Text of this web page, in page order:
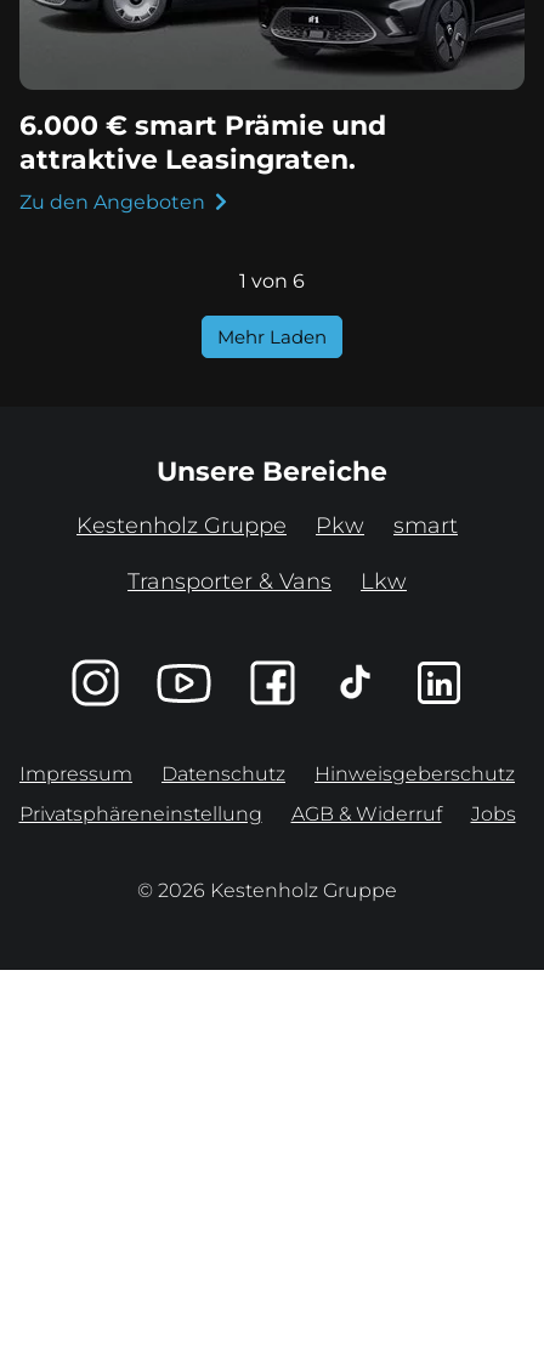
6.000 € smart Prämie und
attraktive Leasingraten.
Zu den Angeboten
1 von 6
Mehr Laden
Unsere Bereiche
Kestenholz Gruppe Pkw smart
Transporter & Vans Lkw
Impressum Datenschutz
Hinweisgeberschutz
Privatsphäreneinstellung
AGB & Widerruf Jobs
© 2026 Kestenholz Gruppe